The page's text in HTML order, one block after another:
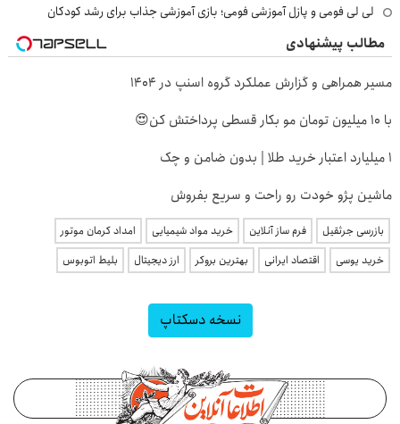
لی لی فومی و پازل آموزشی فومی؛ بازی آموزشی جذاب برای رشد کودکان
مطالب پیشنهادی
مسیر همراهی و گزارش عملکرد گروه اسنپ در ۱۴۰۴
با 10 میلیون تومان مو بکار قسطی پرداختش کن😍
۱ میلیارد اعتبار خرید طلا | بدون ضامن و چک
ماشین پژو خودت رو راحت و سریع بفروش
بازرسی جرثقیل فرم ساز آنلاین خرید مواد شیمیایی
امداد کرمان موتور
خرید یوسی
اقتصاد ایرانی بهترین بروکر ارز دیجیتال بلیط اتوبوس
نسخه دسکتاپ